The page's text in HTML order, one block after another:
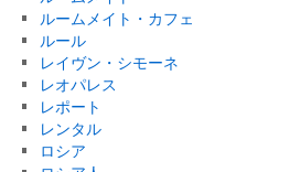
ルームメイト・カフェ
ルール
レイヴン・シモーネ
レオパレス
レポート
レンタル
ロシア